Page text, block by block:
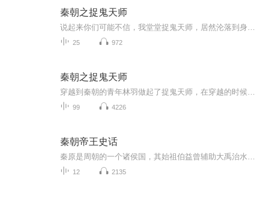
秦朝之捉鬼天师
25 972
秦朝之捉鬼天师
99 4226
秦朝帝王史话
12 2135